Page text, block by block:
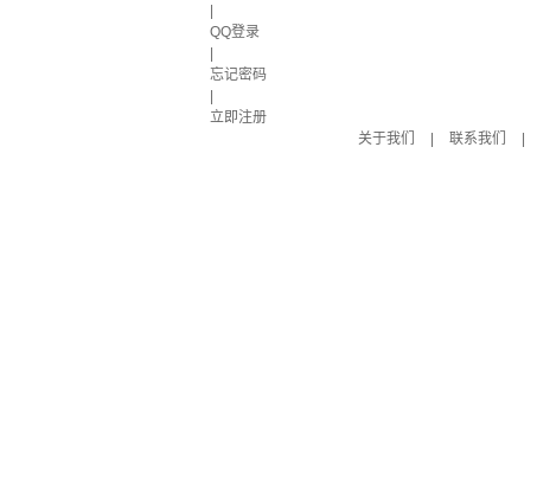
QQ登录
忘记密码
立即注册
关于我们
联系我们